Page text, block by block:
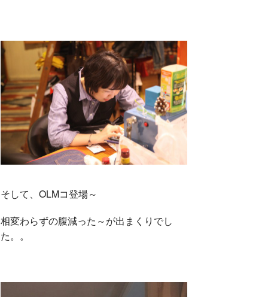
そして、OLMコ登場～
相変わらずの腹減った～が出まくりでし
た。。